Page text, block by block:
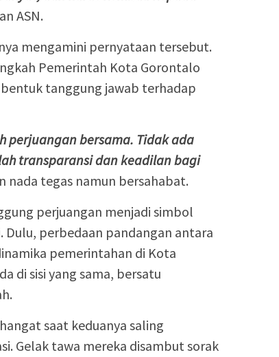
ASN.
mengamini pernyataan tersebut.
Pemerintah Kota Gorontalo
tanggung jawab terhadap
perjuangan bersama. Tidak ada
transparansi dan keadilan bagi
nada tegas namun bersahabat.
perjuangan menjadi simbol
perbedaan pandangan antara
pemerintahan di Kota
di sisi yang sama, bersatu
saat keduanya saling
Gelak tawa mereka disambut sorak